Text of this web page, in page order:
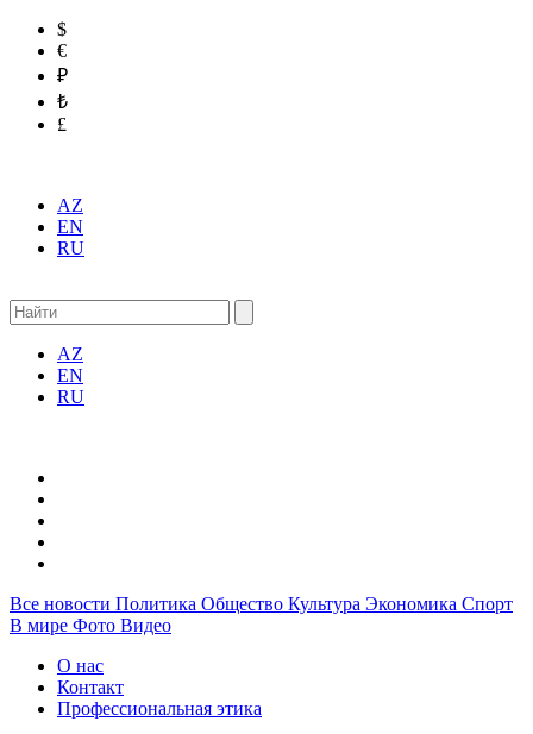
$
€
₽
₺
£
AZ
EN
RU
AZ
EN
RU
Все новости Политика Общество Культура Экономика Спорт
В мире Фото Видео
О нас
Контакт
Профессиональная этика